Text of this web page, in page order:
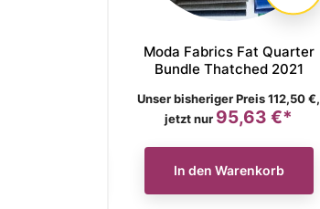
Moda Fabrics Fat Quarter
Bundle Thatched 2021
Verkaufspreis
Unser bisheriger Preis 112,50 €,
jetzt nur Preis
95,63 €*
In den Warenkorb